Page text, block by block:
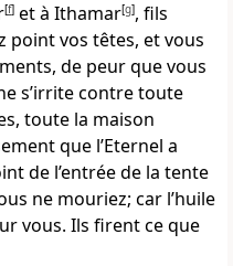
[f] et à Ithamar[g], fils
point vos têtes, et vous
de peur que vous
s’irrite contre toute
toute la maison
que l’Eternel a
de l’entrée de la tente
ne mouriez; car l’huile
vous. Ils firent ce que